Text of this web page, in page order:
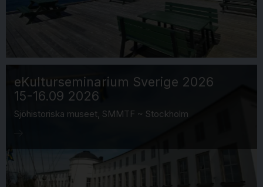
eKulturseminarium Sverige 2026
15-16.09 2026
Sjöhistoriska museet, SMMTF ~ Stockholm